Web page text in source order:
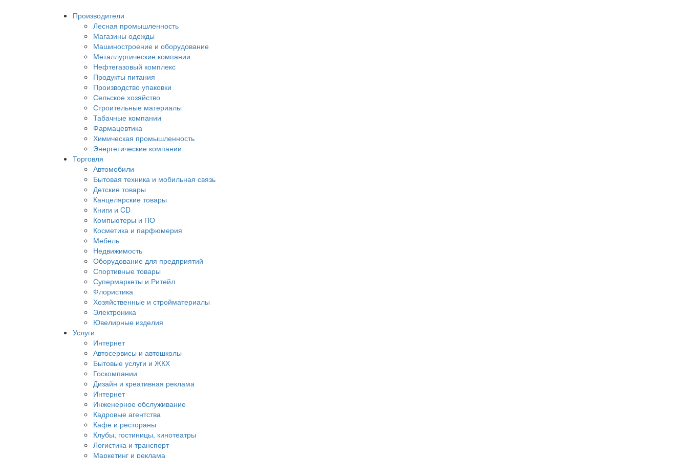
Производители
Лесная промышленность
Магазины одежды
Машиностроение и оборудование
Металлургические компании
Нефтегазовый комплекс
Продукты питания
Производство упаковки
Сельское хозяйство
Строительные материалы
Табачные компании
Фармацевтика
Химическая промышленность
Энергетические компании
Торговля
Автомобили
Бытовая техника и мобильная связь
Детские товары
Канцелярские товары
Книги и CD
Компьютеры и ПО
Косметика и парфюмерия
Мебель
Недвижимость
Оборудование для предприятий
Спортивные товары
Супермаркеты и Ритейл
Флористика
Хозяйственные и стройматериалы
Электроника
Ювелирные изделия
Услуги
Интернет
Автосервисы и автошколы
Бытовые услуги и ЖКХ
Госкомпании
Дизайн и креативная реклама
Интернет
Инженерное обслуживание
Кадровые агентства
Кафе и рестораны
Клубы, гостиницы, кинотеатры
Логистика и транспорт
Маркетинг и реклама